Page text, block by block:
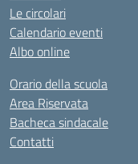
Le circolari
Calendario eventi
Albo online
Orario della scuola
Area Riservata
Bacheca sindacale
Contatti